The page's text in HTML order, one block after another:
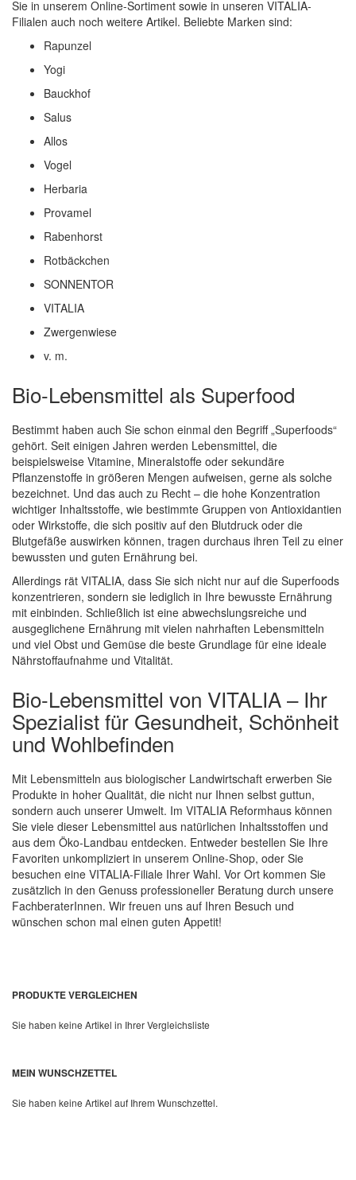
Sie in unserem Online-Sortiment sowie in unseren VITALIA-
Filialen auch noch weitere Artikel. Beliebte Marken sind:
Rapunzel
Yogi
Bauckhof
Salus
Allos
Vogel
Herbaria
Provamel
Rabenhorst
Rotbäckchen
SONNENTOR
VITALIA
Zwergenwiese
v. m.
Bio-Lebensmittel als Superfood
Bestimmt haben auch Sie schon einmal den Begriff „Superfoods“
gehört. Seit einigen Jahren werden Lebensmittel, die
beispielsweise Vitamine, Mineralstoffe oder sekundäre
Pflanzenstoffe in größeren Mengen aufweisen, gerne als solche
bezeichnet. Und das auch zu Recht – die hohe Konzentration
wichtiger Inhaltsstoffe, wie bestimmte Gruppen von Antioxidantien
oder Wirkstoffe, die sich positiv auf den Blutdruck oder die
Blutgefäße auswirken können, tragen durchaus ihren Teil zu einer
bewussten und guten Ernährung bei.
Allerdings rät VITALIA, dass Sie sich nicht nur auf die Superfoods
konzentrieren, sondern sie lediglich in Ihre bewusste Ernährung
mit einbinden. Schließlich ist eine abwechslungsreiche und
ausgeglichene Ernährung mit vielen nahrhaften Lebensmitteln
und viel Obst und Gemüse die beste Grundlage für eine ideale
Nährstoffaufnahme und Vitalität.
Bio-Lebensmittel von VITALIA – Ihr
Spezialist für Gesundheit, Schönheit
und Wohlbefinden
Mit Lebensmitteln aus biologischer Landwirtschaft erwerben Sie
Produkte in hoher Qualität, die nicht nur Ihnen selbst guttun,
sondern auch unserer Umwelt. Im VITALIA Reformhaus können
Sie viele dieser Lebensmittel aus natürlichen Inhaltsstoffen und
aus dem Öko-Landbau entdecken. Entweder bestellen Sie Ihre
Favoriten unkompliziert in unserem Online-Shop, oder Sie
besuchen eine VITALIA-Filiale Ihrer Wahl. Vor Ort kommen Sie
zusätzlich in den Genuss professioneller Beratung durch unsere
FachberaterInnen. Wir freuen uns auf Ihren Besuch und
wünschen schon mal einen guten Appetit!
PRODUKTE VERGLEICHEN
Sie haben keine Artikel in Ihrer Vergleichsliste
MEIN WUNSCHZETTEL
Sie haben keine Artikel auf Ihrem Wunschzettel.